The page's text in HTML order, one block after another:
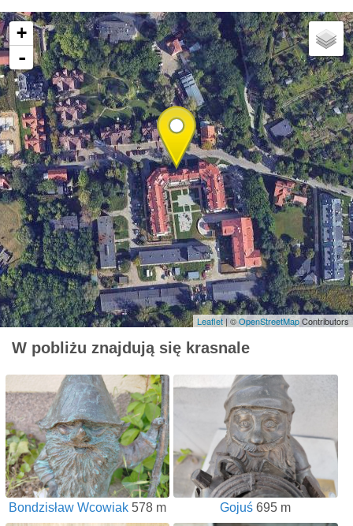
+
-
Leaflet | ©OpenStreetMapContributors
W pobliżu znajdują się krasnale
Bondzisław Wcowiak 578 m Gojuś 695 m